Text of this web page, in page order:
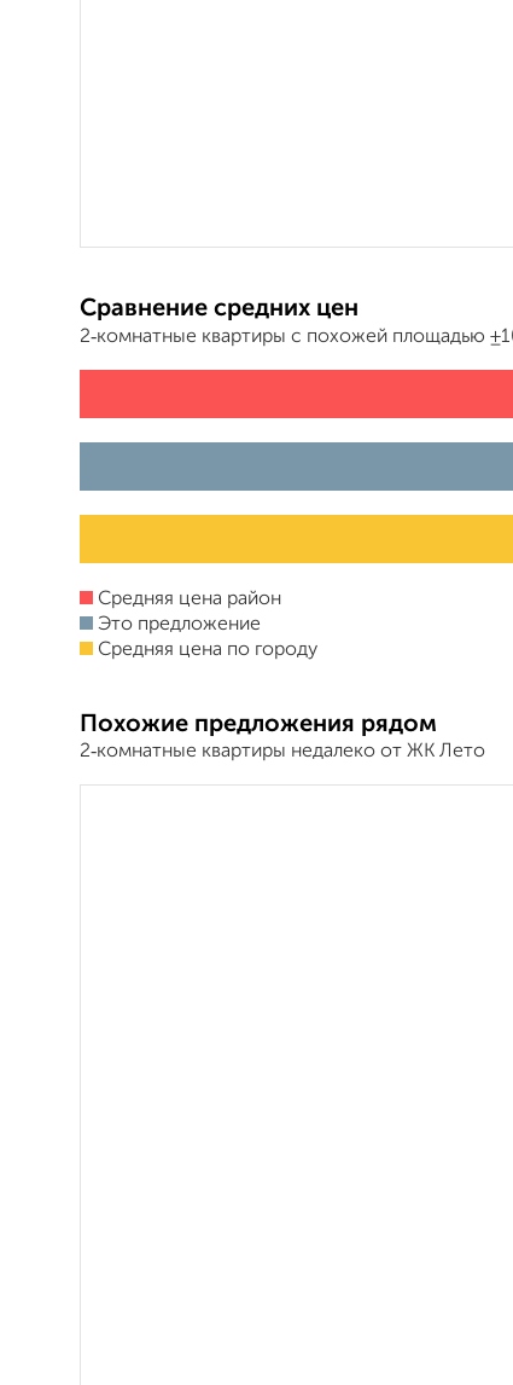
Сравнение средних цен
2‑комнатные квартиры с похожей площадью
Средняя цена район
Это предложение
Средняя цена по городу
Похожие предложения рядом
2‑комнатные квартиры недалеко от ЖК Лето